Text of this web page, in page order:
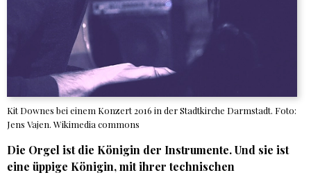
Kit Downes bei einem Konzert 2016 in der Stadtkirche Darmstadt. Foto:
Jens Vajen. Wikimedia commons
Die Orgel ist die Königin der Instrumente. Und sie ist
eine üppige Königin, mit ihrer technischen